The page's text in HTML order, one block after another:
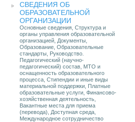
СВЕДЕНИЯ ОБ
ОБРАЗОВАТЕЛЬНОЙ
ОРГАНИЗАЦИИ
Основные сведения, Структура и
органы управления образовательной
организацией, Документы,
Образование, Образовательные
стандарты, Руководство.
Педагогический (научно-
педагогический) состав, МТО и
оснащенность образовательного
процесса, Стипендии и иные виды
материальной поддержки, Платные
образовательные услуги, Финансово-
хозяйственная деятельность,
Вакантные места для приема
(перевода), Доступная среда,
Международное сотрудничество